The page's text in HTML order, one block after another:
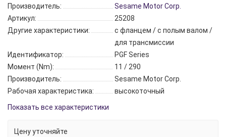
Производитель:
Sesame Motor Corp.
Артикул:
25208
Другие характеристики:
с фланцем / с полым валом /
для трансмиссии
Идентификатор:
PGF Series
Момент (Nm):
11 / 290
Производитель:
Sesame Motor Corp.
Рабочая характеристика:
высокоточный
Показать все характеристики
Цену уточняйте